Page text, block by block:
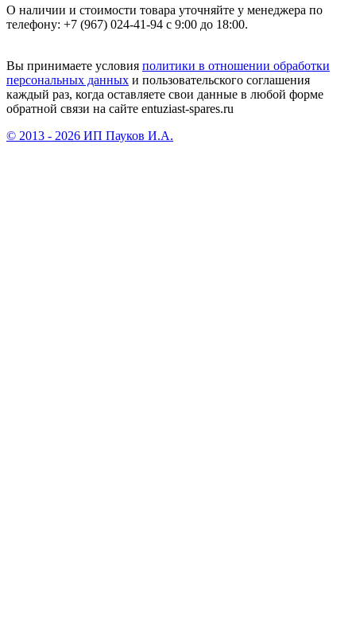
О наличии и стоимости товара уточняйте у менеджера по
телефону: +7 (967) 024-41-94 с 9:00 до 18:00.
Вы принимаете условия политики в отношении обработки
персональных данных и пользовательского соглашения
каждый раз, когда оставляете свои данные в любой форме
обратной связи на сайте entuziast-spares.ru
© 2013 - 2026 ИП Пауков И.А.